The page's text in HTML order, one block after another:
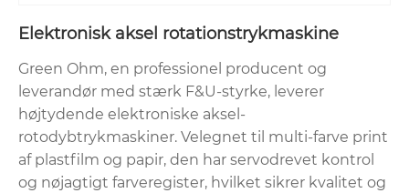
Elektronisk aksel rotationstrykmaskine
Green Ohm, en professionel producent og
leverandør med stærk F&U-styrke, leverer
højtydende elektroniske aksel-
rotodybtrykmaskiner. Velegnet til multi-farve print
af plastfilm og papir, den har servodrevet kontrol
og nøjagtigt farveregister, hvilket sikrer kvalitet og